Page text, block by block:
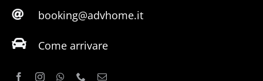
booking@advhome.it
Come arrivare